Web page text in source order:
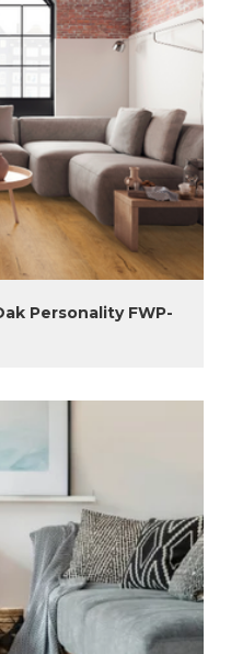
Personality FWP-